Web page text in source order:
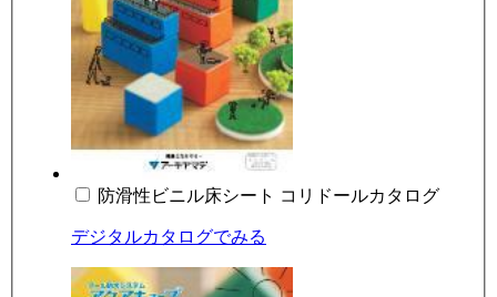
防滑性ビニル床シート コリドールカタログ
デジタルカタログでみる